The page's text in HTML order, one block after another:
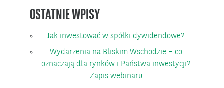
OSTATNIE WPISY
Jak inwestować w spółki dywidendowe?
Wydarzenia na Bliskim Wschodzie – co
oznaczają dla rynków i Państwa inwestycji?
Zapis webinaru